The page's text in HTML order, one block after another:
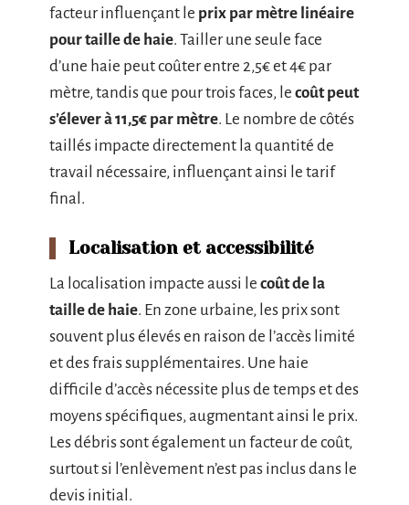
facteur influençant le prix par mètre linéaire
pour taille de haie. Tailler une seule face
d’une haie peut coûter entre 2,5€ et 4€ par
mètre, tandis que pour trois faces, le coût peut
s’élever à 11,5€ par mètre. Le nombre de côtés
taillés impacte directement la quantité de
travail nécessaire, influençant ainsi le tarif
final.
Localisation et accessibilité
La localisation impacte aussi le coût de la
taille de haie. En zone urbaine, les prix sont
souvent plus élevés en raison de l’accès limité
et des frais supplémentaires. Une haie
difficile d’accès nécessite plus de temps et des
moyens spécifiques, augmentant ainsi le prix.
Les débris sont également un facteur de coût,
surtout si l’enlèvement n’est pas inclus dans le
devis initial.